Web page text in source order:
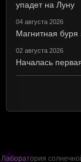
упадет на Луну
04 августа 2026
Магнитная буря
02 августа 2026
Началась
Лаборатория